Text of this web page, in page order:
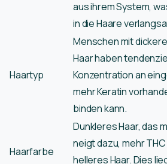
aus ihrem System,
in die Haare
Haartyp
Menschen mit
Haar haben
Konzentration an
mehr Keratin
binden kann.
Haarfarbe
Dunkleres Haar, das
neigt dazu, mehr
helleres Haar. Dies